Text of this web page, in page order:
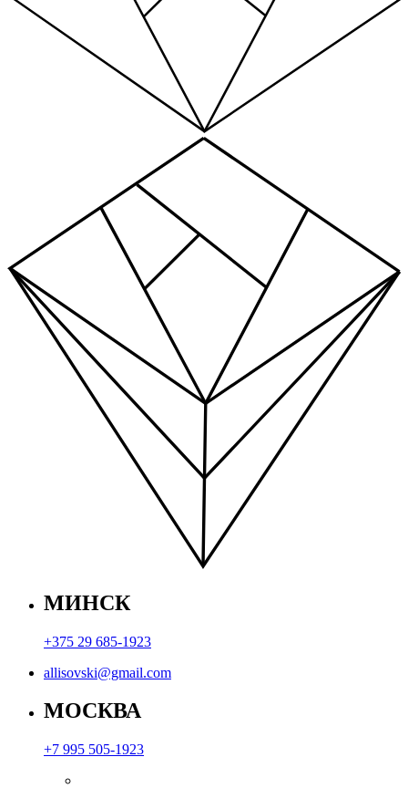
МИНСК
+375 29 685-1923
allisovski@gmail.com
МОСКВА
+7 995 505-1923